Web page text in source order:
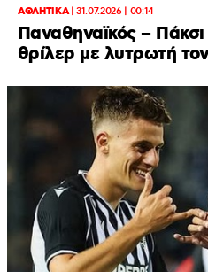
ΑΘΛΗΤΙΚΑ|31.07.2026 | 00:14
Παναθηναϊκός –
θρίλερ με λυτρωτή